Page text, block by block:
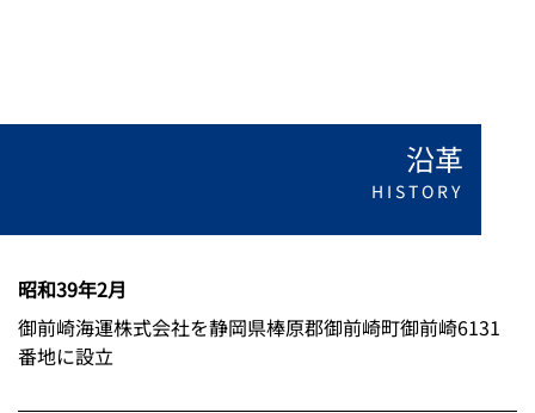
沿革
HISTORY
昭和39年2月
御前崎海運株式会社を静岡県棒原郡御前崎町御前崎6131
番地に設立